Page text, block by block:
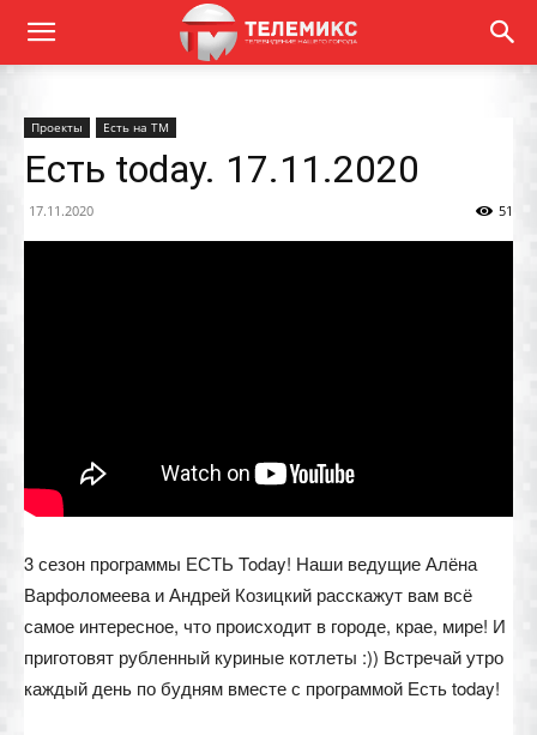
Проекты Есть на ТМ
Есть today. 17.11.2020
17.11.2020 51
3 сезон программы ЕСТЬ Today! Наши ведущие Алёна
Варфоломеева и Андрей Козицкий расскажут вам всё
самое интересное, что происходит в городе, крае, мире! И
приготовят рубленный куриные котлеты :)) Встречай утро
каждый день по будням вместе с программой Есть today!